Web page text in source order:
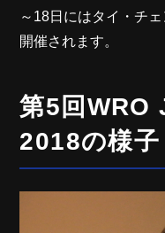
～18日にはタイ・チ
開催されます。
第5回WRO
2018の様子